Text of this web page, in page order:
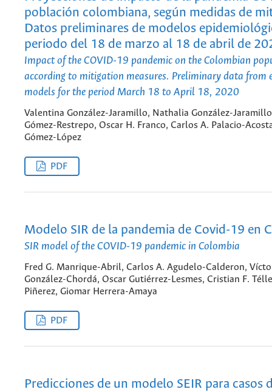
población colombiana, según medidas de
Datos preliminares de modelos
periodo del 18 de marzo al 18 de abril de
Impact of the COVID-19 pandemic on the Colombian
according to mitigation measures. Preliminary data from
models for the period March 18 to April 18, 2020
Valentina González-Jaramillo, Nathalia González-
Gómez-Restrepo, Oscar H. Franco, Carlos A. Palacio-
Gómez-López
PDF
Modelo SIR de la pandemia de Covid-19 en
SIR model of the COVID-19 pandemic in Colombia
Fred G. Manrique-Abril, Carlos A. Agudelo-Calderon,
González-Chordá, Oscar Gutiérrez-Lesmes, Cristian F.
Piñerez, Giomar Herrera-Amaya
PDF
Predicciones de un modelo SEIR para casos